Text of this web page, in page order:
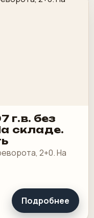
г.в. без
складе.
2+0. На
Подробнее